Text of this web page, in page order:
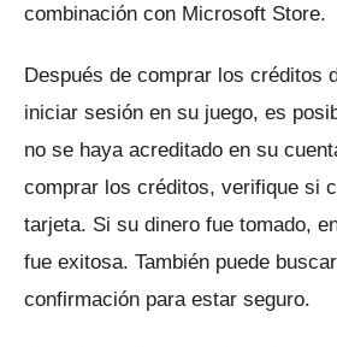
combinación con Microsoft Store.
Después de comprar los créditos
iniciar sesión en su juego, es
no se haya acreditado en su
comprar los créditos, verifique si
tarjeta. Si su dinero fue tomado,
fue exitosa. También puede
confirmación para estar seguro.